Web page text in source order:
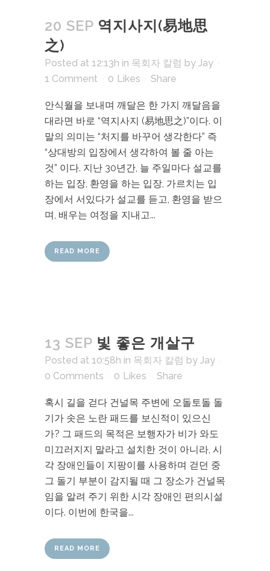
20 SEP 역지사지(易地思
之)
Posted at 12:13h in 목회자 칼럼 by Jay
1 Comment
0 Likes Share
안식월을 보내며 깨달은 한 가지 깨달음을
대라면 바로 “역지사지 (易地思之)”이다. 이
말의 의미는 “처지를 바꾸어 생각한다” 즉
“상대방의 입장에서 생각하여 볼 줄 아는
것” 이다. 지난 30년간, 늘 주일마다 설교를
하는 입장, 환영을 하는 입장, 가르치는 입
장에서 서있다가 설교를 듣고, 환영을 받으
며, 배우는 여정을 지내고...
READ MORE
13 SEP 빛 좋은 개살구
Posted at 10:58h in 목회자 칼럼 by Jay
0 Comments
0 Likes Share
혹시 길을 걷다 건널목 주변에 오돌토돌 돌
기가 솟은 노란 패드를 보신적이 있으신
가? 그 패드의 목적은 보행자가 비가 와도
미끄러지지 말라고 설치한 것이 아니라, 시
각 장애인들이 지팡이를 사용하며 걷던 중
그 돌기 부분이 감지될 때 그 장소가 건널목
임을 알려 주기 위한 시각 장애인 편의시설
이다. 이번에 한국을...
READ MORE